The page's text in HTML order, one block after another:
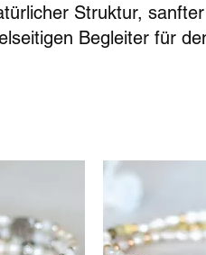
Struktur,
Begleiter für